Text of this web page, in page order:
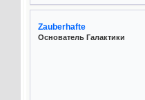
Zauberhafte
Основатель Галактики